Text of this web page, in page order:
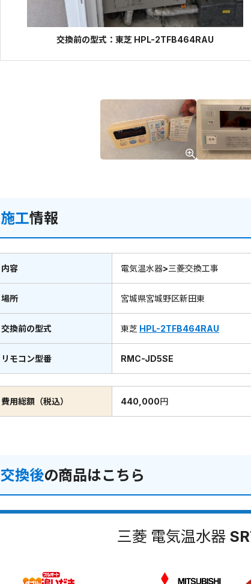
交換前の型式：東芝 HPL-2TFB464RAU
施工情報
内容 電気温水器>三菱交換工事
場所 宮城県宮城野区新田東
交換前の型式 東芝 HPL-2TFB464RAU
リモコン型番 RMC-JD5SE
費用総額（税込） 440,000円
交換後の商品はこちら
三菱 電気温水器